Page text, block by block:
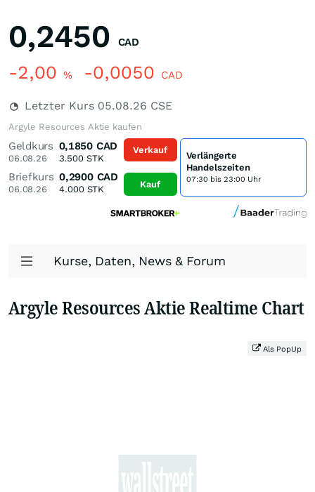
0,2450 CAD
-2,00 % -0,0050 CAD
Letzter Kurs 05.08.26 CSE
Argyle Resources Aktie kaufen
Geldkurs
06.08.26
0,1850 CAD
3.500STK
Briefkurs
06.08.26
0,2900 CAD
4.000STK
Verkauf
Kauf
Verlängerte
Handelszeiten
07:30 bis 23:00 Uhr
Kurse, Daten, News & Forum
Argyle Resources Aktie Realtime Chart
Als PopUp